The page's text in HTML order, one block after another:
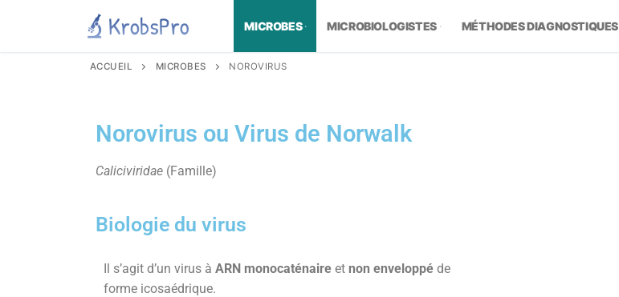
MICROBES MICROBIOLOGISTES MÉTHODES DIAGNOSTIQUES
ACCUEIL MICROBES NOROVIRUS
Norovirus ou Virus de Norwalk
Caliciviridae (Famille)
Biologie du virus
Il s’agit d’un virus à ARN monocaténaire et non enveloppé de
forme icosaédrique.